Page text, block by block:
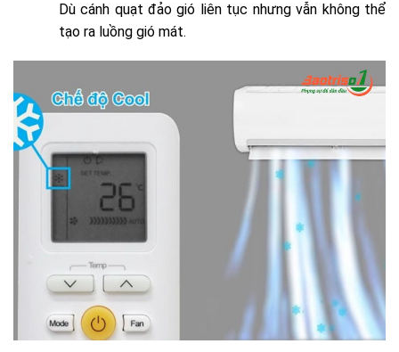
Dù cánh quạt đảo gió liên tục nhưng vẫn không thể
tạo ra luồng gió mát.